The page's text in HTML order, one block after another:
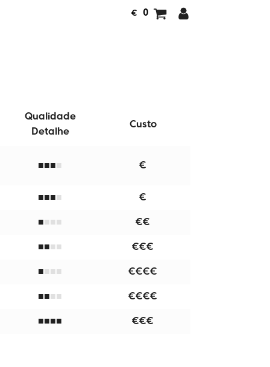
€ 0
Qualidade
Detalhe
Custo
■■■■ €
■■■■ €
■■■■ €€
■■■■ €€€
■■■■ €€€€
■■■■ €€€€
■■■■ €€€